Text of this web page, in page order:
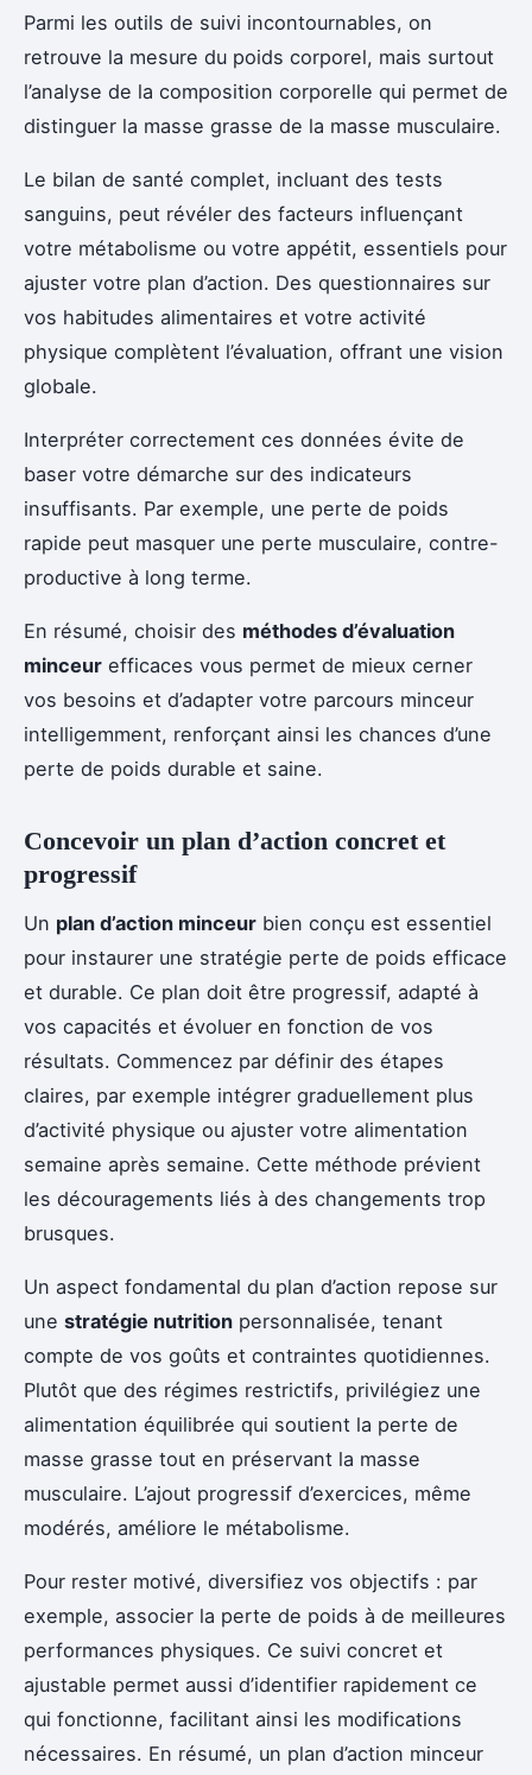
Parmi les outils de suivi incontournables, on
retrouve la mesure du poids corporel, mais surtout
l’analyse de la composition corporelle qui permet de
distinguer la masse grasse de la masse musculaire.
Le bilan de santé complet, incluant des tests
sanguins, peut révéler des facteurs influençant
votre métabolisme ou votre appétit, essentiels pour
ajuster votre plan d’action. Des questionnaires sur
vos habitudes alimentaires et votre activité
physique complètent l’évaluation, offrant une vision
globale.
Interpréter correctement ces données évite de
baser votre démarche sur des indicateurs
insuffisants. Par exemple, une perte de poids
rapide peut masquer une perte musculaire, contre-
productive à long terme.
En résumé, choisir des méthodes d’évaluation
minceur efficaces vous permet de mieux cerner
vos besoins et d’adapter votre parcours minceur
intelligemment, renforçant ainsi les chances d’une
perte de poids durable et saine.
Concevoir un plan d’action concret et
progressif
Un plan d’action minceur bien conçu est essentiel
pour instaurer une stratégie perte de poids efficace
et durable. Ce plan doit être progressif, adapté à
vos capacités et évoluer en fonction de vos
résultats. Commencez par définir des étapes
claires, par exemple intégrer graduellement plus
d’activité physique ou ajuster votre alimentation
semaine après semaine. Cette méthode prévient
les découragements liés à des changements trop
brusques.
Un aspect fondamental du plan d’action repose sur
une stratégie nutrition personnalisée, tenant
compte de vos goûts et contraintes quotidiennes.
Plutôt que des régimes restrictifs, privilégiez une
alimentation équilibrée qui soutient la perte de
masse grasse tout en préservant la masse
musculaire. L’ajout progressif d’exercices, même
modérés, améliore le métabolisme.
Pour rester motivé, diversifiez vos objectifs : par
exemple, associer la perte de poids à de meilleures
performances physiques. Ce suivi concret et
ajustable permet aussi d’identifier rapidement ce
qui fonctionne, facilitant ainsi les modifications
nécessaires. En résumé, un plan d’action minceur